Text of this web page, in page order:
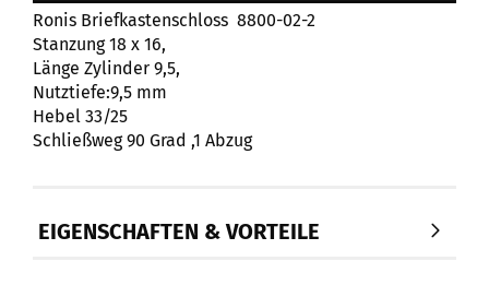
Ronis Briefkastenschloss 8800-02-2
Stanzung 18 x 16,
Länge Zylinder 9,5,
Nutztiefe:9,5 mm
Hebel 33/25
Schließweg 90 Grad ,1 Abzug
EIGENSCHAFTEN & VORTEILE